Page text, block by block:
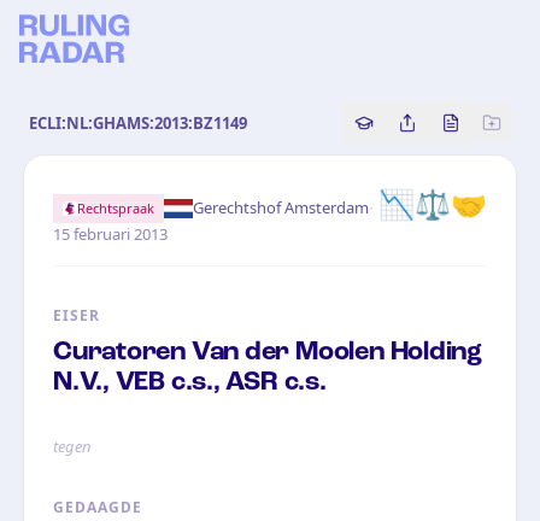
ECLI:NL:GHAMS:2013:BZ1149 Copy source
Share this
Bekijk
📉⚖️🤝
Rechtspraak Gerechtshof Amsterdam·
15 februari 2013
EISER
Curatoren Van der Moolen Holding
N.V., VEB c.s., ASR c.s.
tegen
GEDAAGDE